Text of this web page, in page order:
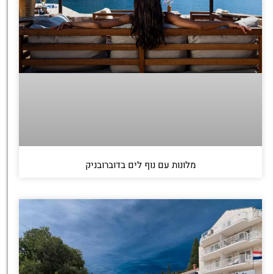
מלונות עם נוף לים בדוברובניק